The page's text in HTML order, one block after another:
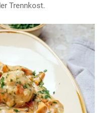
Trennkost.